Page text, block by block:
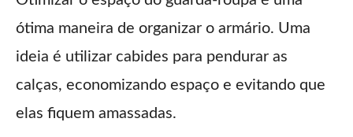
ótima maneira de organizar o armário. Uma
ideia é utilizar cabides para pendurar as
calças, economizando espaço e evitando que
elas fiquem amassadas.